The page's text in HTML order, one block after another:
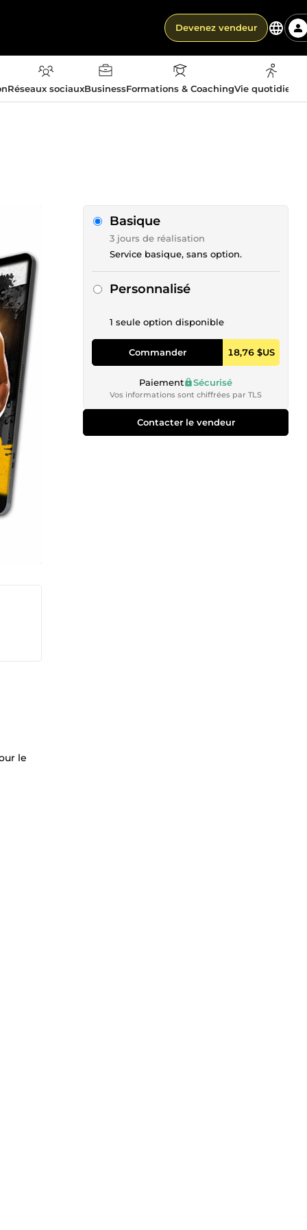
Devenez vendeur
Réseaux sociauxBusinessFormations & CoachingVie
le
Basique
3 jours de réalisation
Service basique, sans option.
Personnalisé
1 seule option disponible
Commander 18,76 $US
Paiement Sécurisé
Vos informations sont chiffrées par TLS
Contacter le vendeur